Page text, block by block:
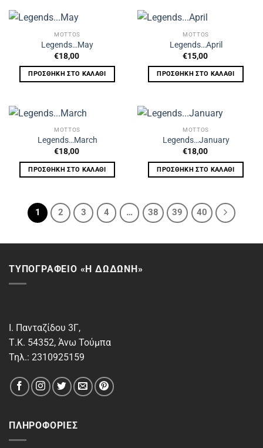
MOTTOS
Legends…May
€18,00
ΠΡΟΣΘΉΚΗ ΣΤΟ ΚΑΛΆΘΙ
MOTTOS
Legends…April
€15,00
ΠΡΟΣΘΉΚΗ ΣΤΟ ΚΑΛΆΘΙ
MOTTOS
Legends…March
€18,00
ΠΡΟΣΘΉΚΗ ΣΤΟ ΚΑΛΆΘΙ
MOTTOS
Legends…January
€18,00
ΠΡΟΣΘΉΚΗ ΣΤΟ ΚΑΛΆΘΙ
1 2 3 4 … 38 39 40
ΤΥΠΟΓΡΑΦΕΙΟ «Η ΔΩΔΩΝΗ»
Ι. Πανταζίδου 3Γ,
Τ.Κ. 54352, Άνω Τούμπα
Τηλ.: 2310925159
ΠΛΗΡΟΦΟΡΊΕΣ